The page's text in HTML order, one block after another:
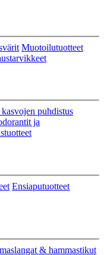
Muotoilutuotteet
puhdistus
ja
Ensiaputuotteet
& hammastikut